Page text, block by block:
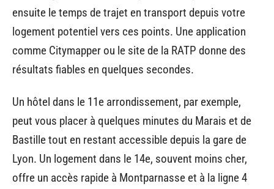
ensuite le temps de trajet en transport depuis votre
logement potentiel vers ces points. Une application
comme Citymapper ou le site de la RATP donne des
résultats fiables en quelques secondes.
Un hôtel dans le 11e arrondissement, par exemple,
peut vous placer à quelques minutes du Marais et de
Bastille tout en restant accessible depuis la gare de
Lyon. Un logement dans le 14e, souvent moins cher,
offre un accès rapide à Montparnasse et à la ligne 4